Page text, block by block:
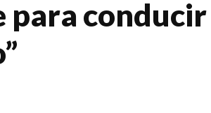
conducir